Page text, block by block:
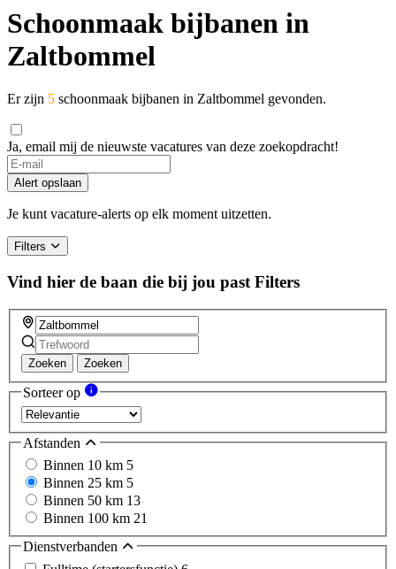
Schoonmaak bijbanen in
Zaltbommel
Er zijn 5 schoonmaak bijbanen in Zaltbommel gevonden.
Ja, email mij de nieuwste vacatures van deze zoekopdracht!
Alert opslaan
Je kunt vacature-alerts op elk moment uitzetten.
Filters
Vind hier de baan die bij jou past Filters
Zoeken Zoeken
Sorteer op
Afstanden
Binnen 10 km 5
Binnen 25 km 5
Binnen 50 km 13
Binnen 100 km 21
Dienstverbanden